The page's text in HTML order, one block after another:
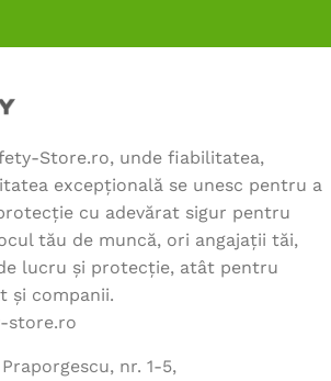
Store.ro, unde fiabilitatea,
excepțională se unesc pentru a
cu adevărat sigur pentru
tău de muncă, ori angajații tăi,
lucru și protecție, atât pentru
și companii.
store.ro
nr. 1-5,